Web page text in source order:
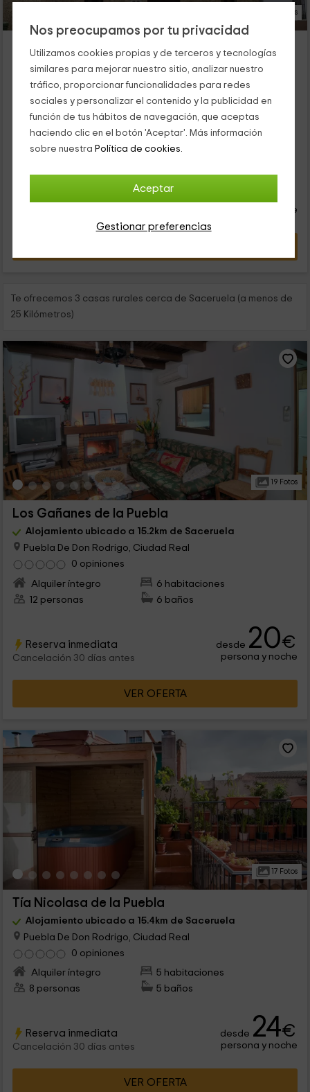
Nos preocupamos por tu privacidad
Utilizamos cookies propias y de terceros y tecnologías
similares para mejorar nuestro sitio, analizar nuestro
tráfico, proporcionar funcionalidades para redes
sociales y personalizar el contenido y la publicidad en
función de tus hábitos de navegación, que aceptas
haciendo clic en el botón 'Aceptar'. Más información
sobre nuestra Política de cookies.
Aceptar
Gestionar preferencias
16 Fotos
Saceruela, Ciudad Real
0 opiniones
Por habitaciones
6 habitaciones
20 personas
6 baños
¿Tienes ganas de conocer Castilla La Mancha? ¡No pierdas la
oportunidad! Es un placer presentar esta típica construcción
persona y noche
Te ofrecemos 3 casas rurales cerca de Saceruela (a menos de
25 Kilómetros)
19 Fotos
Los Gañanes de la Puebla
Alojamiento ubicado a 15.2km de Saceruela
Puebla De Don Rodrigo, Ciudad Real
0 opiniones
Alquiler íntegro
6 habitaciones
12 personas
6 baños
Reserva inmediata
Cancelación 30 días antes
desde 20€
persona y noche
VER OFERTA
17 Fotos
Tía Nicolasa de la Puebla
Alojamiento ubicado a 15.4km de Saceruela
Puebla De Don Rodrigo, Ciudad Real
0 opiniones
Alquiler íntegro
5 habitaciones
8 personas
5 baños
Reserva inmediata
Cancelación 30 días antes
desde 24€
persona y noche
VER OFERTA